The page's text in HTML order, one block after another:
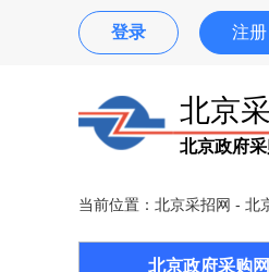
登录 注册
北京
北京政府采
当前位置： 北京采招网 - 北
北京政府采购网